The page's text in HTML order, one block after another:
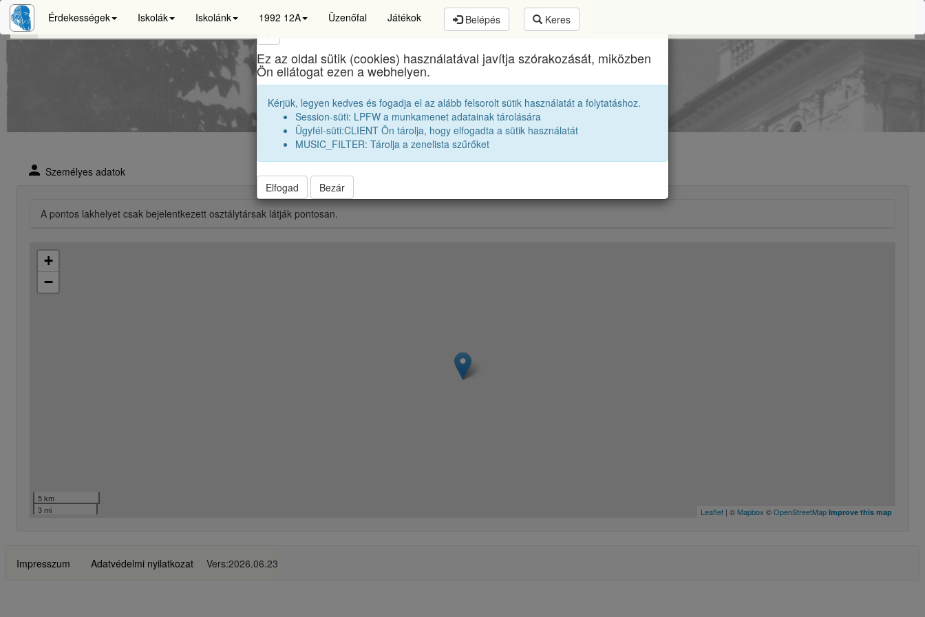
Érdekességek Iskolák Iskolánk 1992 12A Üzenőfal Játékok Belépés Keres
Brassai Sámuel Líceumegykori diákjai 1992 12A
Vendég jó barát R. Kinga
person Személyes adatok
A pontos lakhelyet csak bejelentkezett osztálytársak látják pontosan.
+
−
5 km
3 mi
Leaflet | © Mapbox ©OpenStreetMap Improve this map
Impresszum Adatvédelmi nyilatkozat Vers:2026.06.23
Ez az oldal sütik (cookies) használatával javítja szórakozását, miközben
Ön ellátogat ezen a webhelyen.
Kérjük, legyen kedves és fogadja el az alább felsorolt sütik használatát a folytatáshoz.
Session-süti: LPFW a munkamenet adatainak tárolására
Ügyfél-süti:CLIENT Ön tárolja, hogy elfogadta a sütik használatát
MUSIC_FILTER: Tárolja a zenelista szűrőket
Elfogad Bezár